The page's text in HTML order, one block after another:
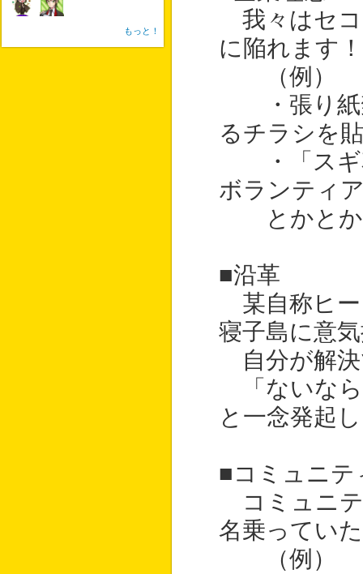
我々はセコ
に陥れます！
（例）
・張り紙
るチラシを
・「スギ
ボランティ
とかとか
■沿革
某自称ヒー
寝子島に意
自分が解決
「ないなら
と一念発起
■コミュニテ
コミュニテ
名乗ってい
（例）
もっと！